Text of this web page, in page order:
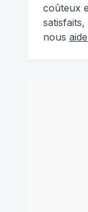
coûteux
nous